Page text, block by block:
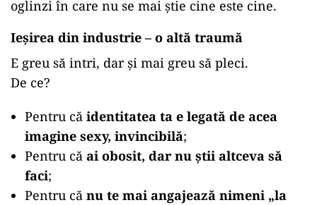
oglinzi în care nu se mai știe cine este cine.
Ieșirea din industrie – o altă traumă
E greu să intri, dar și mai greu să pleci.
De ce?
Pentru că identitatea ta e legată de acea
imagine sexy, invincibilă;
Pentru că ai obosit, dar nu știi altceva să
faci;
Pentru că nu te mai angajează nimeni „la